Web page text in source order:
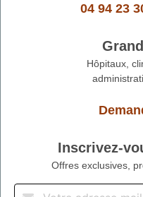
04 94 23
Hôpitaux,
Inscrivez-
Offres exclusives,